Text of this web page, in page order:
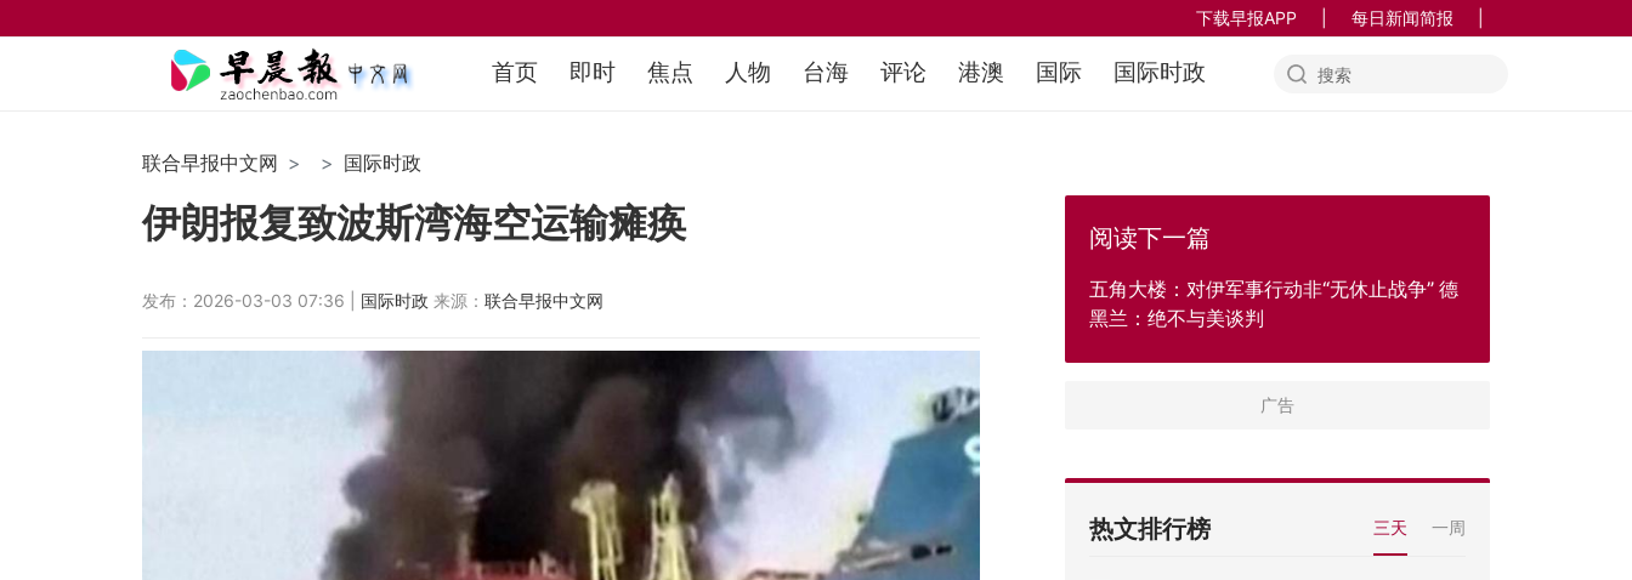
下载早报APP 每日新闻简报
首页 即时 焦点 人物 台海 评论 港澳 国际 国际时政
联合早报中文网 国际时政
伊朗报复致波斯湾海空运输瘫痪
发布：2026-03-03 07:36 | 国际时政 来源： 联合早报中文网
阅读下一篇
五角大楼：对伊军事行动非“无休止战争” 德
黑兰：绝不与美谈判
热文排行榜 三天 一周